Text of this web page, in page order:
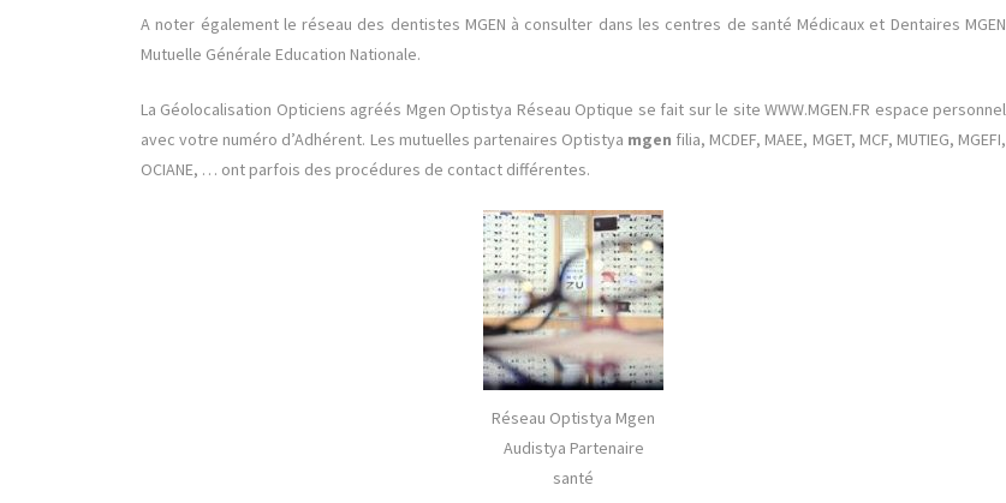
A noter également le réseau des dentistes MGEN à consulter dans les centres de santé Médicaux et Dentaires MGEN
Mutuelle Générale Education Nationale.
La Géolocalisation Opticiens agréés Mgen Optistya Réseau Optique se fait sur le site WWW.MGEN.FR espace personnel
avec votre numéro d’Adhérent. Les mutuelles partenaires Optistya mgen filia, MCDEF, MAEE, MGET, MCF, MUTIEG, MGEFI,
OCIANE, … ont parfois des procédures de contact différentes.
Réseau Optistya Mgen
Audistya Partenaire
santé